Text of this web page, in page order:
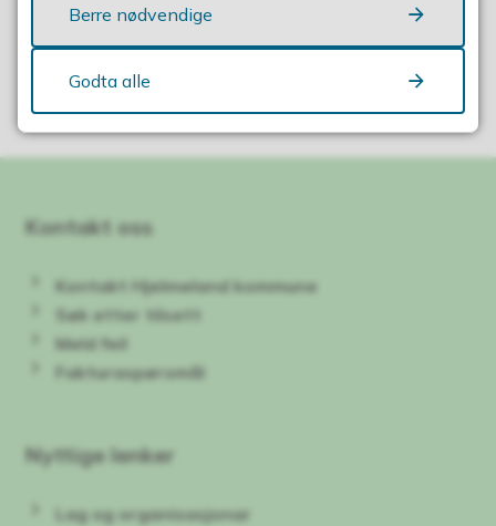
Fann du det du leita etter?
Kontakt oss
Kontakt Hjelmeland kommune
Søk etter tilsett
Meld feil
Fakturaspørsmål
Nyttige lenker
Lag og organisasjonar
Berre nødvendige
Godta alle